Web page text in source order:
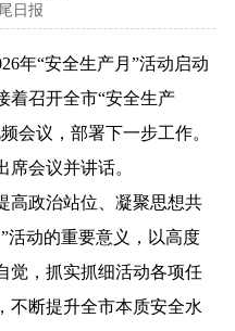
日报
年“安全生产月”活动启动
着召开全市“安全生产
会议，部署下一步工作。
会议并讲话。
政治站位、凝聚思想共
活动的重要意义，以高度
觉，抓实抓细活动各项任
不断提升全市本质安全水